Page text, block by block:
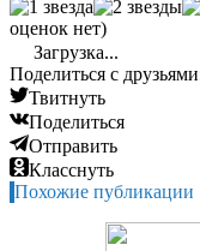
оценок нет)
Загрузка...
Поделиться с
Твитнуть
Поделиться
Отправить
Класснуть
Похожие публикации